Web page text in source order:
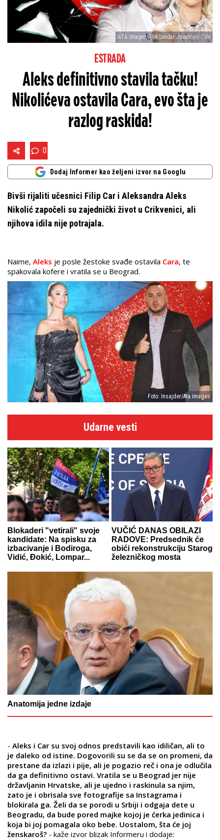
ATA Images/Aleksandar Jovanović Cile
ESTRADA
Aleks definitivno stavila tačku!
Nikolićeva ostavila Cara, evo šta je
razlog raskida!
0
Dodaj Informer kao željeni izvor na Googlu
Bivši rijaliti učesnici Filip Car i Aleksandra Aleks
Nikolić započeli su zajednički život u Crikvenici, ali
njihova idila nije potrajala.
Naime, Aleks je posle žestoke svađe ostavila Cara, te
spakovala kofere i vratila se u Beograd.
Foto: Insajder/Ata images
Udarne vesti
Blokaderi "vetirali" svoje
kandidate: Na spisku za
izbacivanje i Bodiroga,
Vidić, Đokić, Lompar...
VUČIĆ DANAS OBILAZI
RADOVE: Predsednik će
obići rekonstrukciju Starog
železničkog mosta
Anatomija jedne izdaje
- Aleks i Car su svoj odnos predstavili kao idiličan, ali to
je daleko od istine. Dogovorili su se da se on promeni, da
prestane da izlazi i pije, ali je pogazio reč i ona je odlučila
da ga definitivno ostavi. Vratila se u Beograd jer nije
državljanin Hrvatske, ali je ujedno i raskinula sa njim,
zato je i obrisala sve fotografije sa Instagrama i
blokirala ga. Želi da se porodi u Srbiji i odgaja dete u
Beogradu, da bude pored majke kojoj je ćerka jedinica i
koja bi joj pomagala oko bebe. Uostalom, šta će joj
ženskaroš? - kaže izvor blizak Informeru i dodaje: